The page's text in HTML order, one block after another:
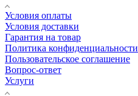
Условия оплаты
Условия доставки
Гарантия на товар
Политика конфиденциальности
Пользовательское соглашение
Вопрос-ответ
Услуги